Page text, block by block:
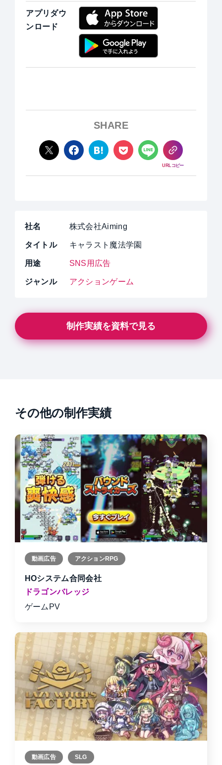
アプリダウ
ンロード
SHARE
URLコピー
社名 株式会社Aiming
タイトル キャラスト魔法学園
用途 SNS用広告
ジャンル アクションゲーム
制作実績を資料で見る
その他の制作実績
動画広告 アクションRPG
HOシステム合同会社
ドラゴンバレッジ
ゲームPV
動画広告 SLG